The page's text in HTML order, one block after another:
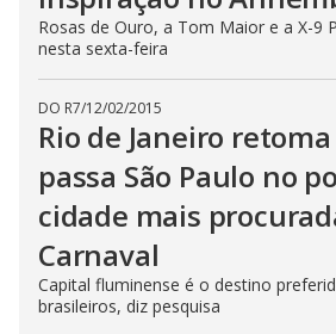
Rosas de Ouro, a Tom Maior e a X-9
nesta sexta-feira
DO R7/12/02/2015
Rio de Janeiro
passa São Paulo no
cidade mais
Carnaval
Capital fluminense é o destino
brasileiros, diz pesquisa